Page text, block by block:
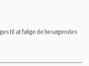
til at følge de besøgendes